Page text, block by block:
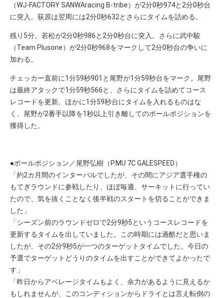
（WJ-FACTORY SANWAracing B-tribe）が2分0秒974と2分0秒台
に突入。荻原は翌周には2分0秒632とさらにタイムを詰める。
残り5分。若松が2分0秒986と2分0秒台に突入。さらに武中駿
（Team Plusone）が2分0秒968をマークして2分0秒台の争いに
加わる。
チェッカー直前に1分59秒901と尾野が1分59秒台をマーク。尾野
は最終アタックで1分59秒566と、さらにタイムを詰めてコース
レコードを更新。ほかに1分59秒台にタイムを入れるものはな
く、尾野が2番手以降を1秒以上引き離してのポールポジションを
獲得した。
●ポールポジション／尾野弘樹（P.MU 7C GALESPEED）
「約2カ月間のインターバルでしたが、その間にアジア選手権の
もてぎラウンドに参戦したり、ほぼ毎週、サーキットに行ってい
たので、気を抜くことなく後半戦のスタートを切ることができま
した」
「シーズン前のラウンドゼロで2分9秒5というコースレコードを
更新するタイムを出していました。この時期には過酷だと思いま
したが、その2分9秒5が一つのターゲットタイムでした。今日の
予選でターゲットどうりのタイムを出すことができてよかったで
す」
「昨日からアベレージタイムもよく、余力があるように見えるか
もしれませんが、このコンディションからドライとは言え転倒の